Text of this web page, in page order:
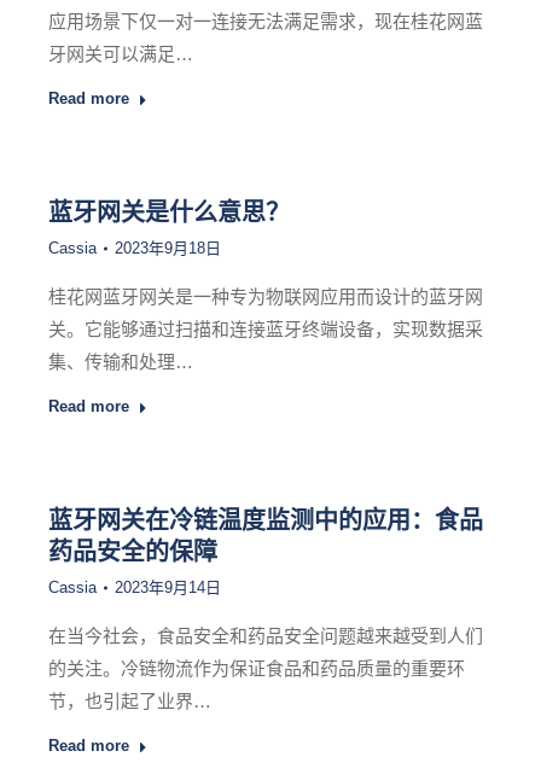
应用场景下仅一对一连接无法满足需求，现在桂花网蓝
牙网关可以满足…
Read more
蓝牙网关是什么意思？
Cassia 2023年9月18日
桂花网蓝牙网关是一种专为物联网应用而设计的蓝牙网
关。它能够通过扫描和连接蓝牙终端设备，实现数据采
集、传输和处理…
Read more
蓝牙网关在冷链温度监测中的应用：食品
药品安全的保障
Cassia 2023年9月14日
在当今社会，食品安全和药品安全问题越来越受到人们
的关注。冷链物流作为保证食品和药品质量的重要环
节，也引起了业界…
Read more